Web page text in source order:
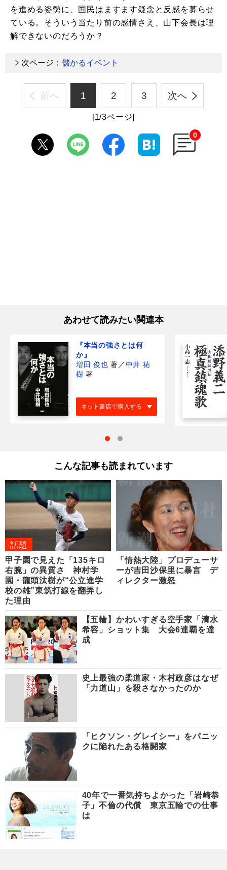
を進める姿勢に、国民はますます疑念と反感を募らせ
ている。そういう当たり前の感情さえ、山下会長は理
解できないのだろうか？
次ページ： 儲かるイベント
前へ 1 2 3 次へ
[1/3ページ]
0
あわせて読みたい関連本
『本当の強さとは何
か』
増田 俊也 著 ／中井 祐
樹 著
ネット書店で購入する
こんな記事も読まれています
話題
甲子園で見えた「135キロ
右腕」の異質さ 神村学
園・龍頭汰樹が“公立進学
校の雄”東筑打線を翻弄し
た理由
「情熱大陸」プロデューサ
ーが吉田沙保里に暴言 デ
ィレクター激怒
【五輪】かわいすぎる空手家「清水
希容」ショット集 大会6連覇を達
成
史上最強の柔道家・木村政彦はなぜ
「力道山」を殺さなかったのか
「ヒクソン・グレイシー」をパニッ
クに陥れたある格闘家
40年で一番気持ちよかった「岩崎恭
子」不倫の代償 東京五輪での仕事
は